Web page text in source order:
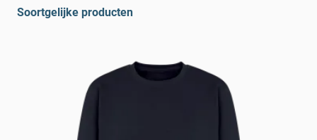
Soortgelijke producten